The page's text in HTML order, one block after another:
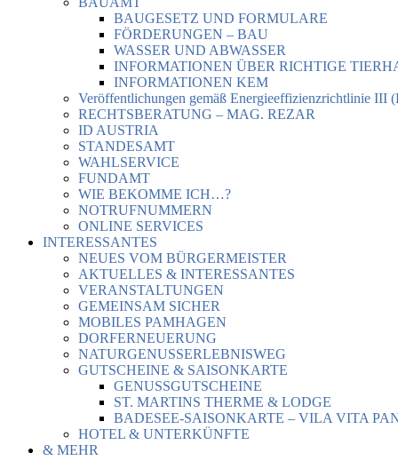
BAUGESETZ UND FORMULARE
FÖRDERUNGEN – BAU
WASSER UND ABWASSER
INFORMATIONEN ÜBER RICHTIGE
INFORMATIONEN KEM
Veröffentlichungen gemäß Energieeffizienzrichtlinie III
RECHTSBERATUNG – MAG. REZAR
ID AUSTRIA
STANDESAMT
WAHLSERVICE
FUNDAMT
WIE BEKOMME ICH…?
NOTRUFNUMMERN
ONLINE SERVICES
INTERESSANTES
NEUES VOM BÜRGERMEISTER
AKTUELLES & INTERESSANTES
VERANSTALTUNGEN
GEMEINSAM SICHER
MOBILES PAMHAGEN
DORFERNEUERUNG
NATURGENUSSERLEBNISWEG
GUTSCHEINE & SAISONKARTE
GENUSSGUTSCHEINE
ST. MARTINS THERME & LODGE
BADESEE-SAISONKARTE – VILA VITA
HOTEL & UNTERKÜNFTE
& MEHR